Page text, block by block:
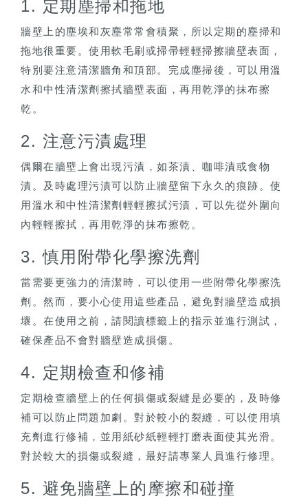
1. 定期塵掃和拖地
牆壁上的塵埃和灰塵常常會積聚，所以定期的塵掃和
拖地很重要。使用軟毛刷或掃帚輕輕掃擦牆壁表面，
特別要注意清潔牆角和頂部。完成塵掃後，可以用溫
水和中性清潔劑擦拭牆壁表面，再用乾淨的抹布擦
乾。
2. 注意污漬處理
偶爾在牆壁上會出現污漬，如茶漬、咖啡漬或食物
漬。及時處理污漬可以防止牆壁留下永久的痕跡。使
用溫水和中性清潔劑輕輕擦拭污漬，可以先從外圍向
內輕輕擦拭，再用乾淨的抹布擦乾。
3. 慎用附帶化學擦洗劑
當需要更強力的清潔時，可以使用一些附帶化學擦洗
劑。然而，要小心使用這些產品，避免對牆壁造成損
壞。在使用之前，請閱讀標籤上的指示並進行測試，
確保產品不會對牆壁造成損傷。
4. 定期檢查和修補
定期檢查牆壁上的任何損傷或裂縫是必要的，及時修
補可以防止問題加劇。對於較小的裂縫，可以使用填
充劑進行修補，並用紙砂紙輕輕打磨表面使其光滑。
對於較大的損傷或裂縫，最好請專業人員進行修理。
5. 避免牆壁上的摩擦和碰撞